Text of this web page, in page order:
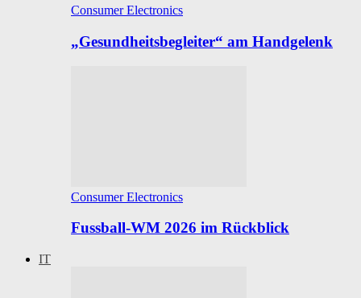
Consumer Electronics
„Gesundheitsbegleiter“ am Handgelenk
Consumer Electronics
Fussball-WM 2026 im Rückblick
IT